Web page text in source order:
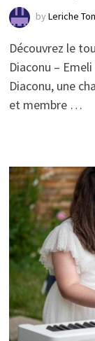
by Leriche
Découvrez le
Diaconu –
Diaconu, une
et membre …